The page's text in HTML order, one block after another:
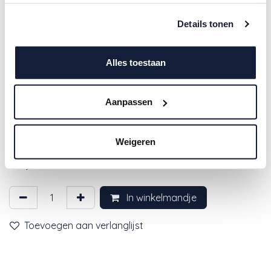
Details tonen
Alles toestaan
Aanpassen
Weigeren
4SO | Tuinstoel Tosca Dining Chair
Stapelbaar wit frame
99,00€
In winkelmandje
Toevoegen aan verlanglijst